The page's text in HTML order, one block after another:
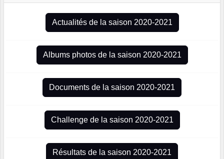
Actualités de la saison 2020-2021
Albums photos de la saison 2020-2021
Documents de la saison 2020-2021
Challenge de la saison 2020-2021
Résultats de la saison 2020-2021